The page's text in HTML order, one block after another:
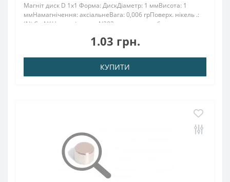
Магніт диск D 1x1 Форма: ДискДіаметр: 1 ммВисота: 1
ммНамагнічення: аксіальнеВага: 0,006 грПоверх. нікель .:
(Ni-Cu-Ni)Намагнічення: N38Зчеплення прибл .:
діаметрі висотою класу N 38 (до..
1.03 грн.
КУПИТИ